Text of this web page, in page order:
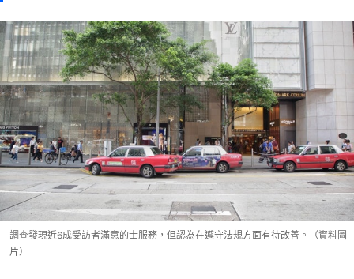
調查發現近6成受訪者滿意的士服務，但認為在遵守法規方面有待改善。（資料圖
片）